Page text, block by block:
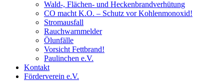
Wald-, Flächen- und Heckenbrandverhütung
CO macht K.O. – Schutz vor Kohlenmonoxid!
Stromausfall
Rauchwarnmelder
Ölunfälle
Vorsicht Fettbrand!
Paulinchen e.V.
Kontakt
Förderverein e.V.